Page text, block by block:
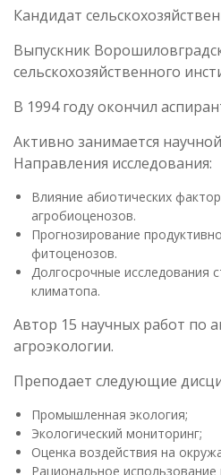
Кандидат
Выпускник
сельскохозяйственного
В 1994 году окончил
Активно занимается
Направления исследования:
Влияние абиотических
агробиоценозов.
Прогнозирование
фитоценозов.
Долгосрочные исследования
климатопа.
Автор 15 научных работ по
агроэкологии.
Преподает следующие
Промышленная экология;
Экологический мониторинг;
Оценка воздействия на
Рациональное использование